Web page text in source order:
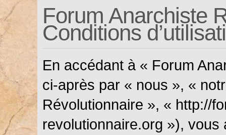
Forum Anarchiste
Conditions
En accédant à « Forum
ci-après par « nous », «
Révolutionnaire », « http://
revolutionnaire.org »), vous